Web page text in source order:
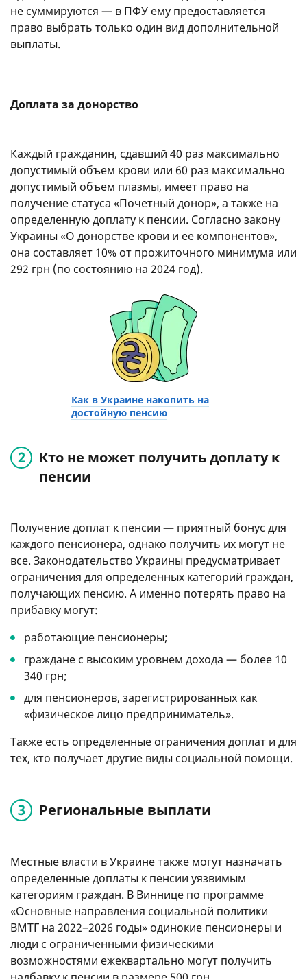
не суммируются — в ПФУ ему предоставляется
право выбрать только один вид дополнительной
выплаты.
Доплата за донорство
Каждый гражданин, сдавший 40 раз максимально
допустимый объем крови или 60 раз максимально
допустимый объем плазмы, имеет право на
получение статуса «Почетный донор», а также на
определенную доплату к пенсии. Согласно закону
Украины «О донорстве крови и ее компонентов»,
она составляет 10% от прожиточного минимума или
292 грн (по состоянию на 2024 год).
Как в Украине накопить на
достойную пенсию
Кто не может получить доплату к
пенсии
Получение доплат к пенсии — приятный бонус для
каждого пенсионера, однако получить их могут не
все. Законодательство Украины предусматривает
ограничения для определенных категорий граждан,
получающих пенсию. А именно потерять право на
прибавку могут:
работающие пенсионеры;
граждане с высоким уровнем дохода — более 10
340 грн;
для пенсионеров, зарегистрированных как
«физическое лицо предприниматель».
Также есть определенные ограничения доплат и для
тех, кто получает другие виды социальной помощи.
Региональные выплати
Местные власти в Украине также могут назначать
определенные доплаты к пенсии уязвимым
категориям граждан. В Виннице по программе
«Основные направления социальной политики
ВМТГ на 2022−2026 годы» одинокие пенсионеры и
люди с ограниченными физическими
возможностями ежеквартально могут получить